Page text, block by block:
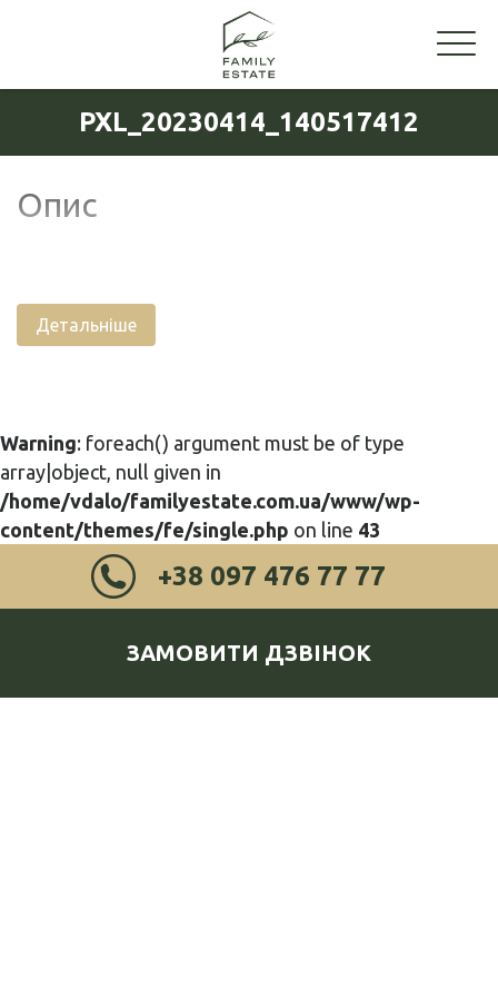
PXL_20230414_140517412
Опис
Детальніше
Warning: foreach() argument must be of type
array|object, null given in
/home/vdalo/familyestate.com.ua/www/wp-
content/themes/fe/single.php on line 43
+38 097 476 77 77
ЗАМОВИТИ ДЗВІНОК